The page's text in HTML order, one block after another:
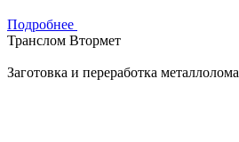
Подробнее
Транслом Втормет
Заготовка и переработка металлолома